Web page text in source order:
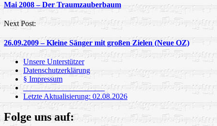
Mai 2008 – Der Traumzauberbaum
Next Post:
26.09.2009 – Kleine Sänger mit großen Zielen (Neue OZ)
Unsere Unterstützer
Datenschutzerklärung
§ Impressum
_____________________
Letzte Aktualisierung: 02.08.2026
Folge uns auf: